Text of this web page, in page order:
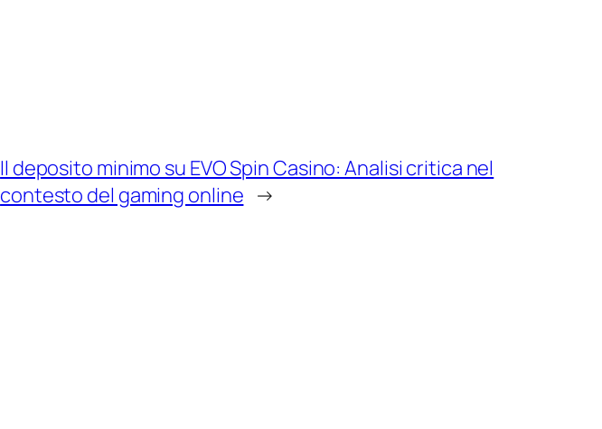
Il deposito minimo su EVO Spin Casino: Analisi critica nel
contesto del gaming online →